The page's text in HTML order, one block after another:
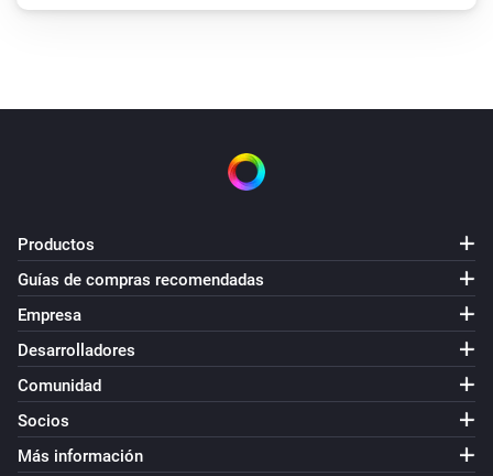
Productos
Guías de compras recomendadas
Empresa
Desarrolladores
Comunidad
Socios
Más información